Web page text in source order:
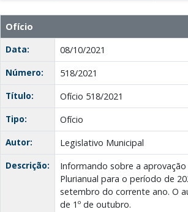
Ofício
Data:
08/10/2021
Número:
518/2021
Título:
Ofício 518/2021
Tipo:
Ofício
Autor:
Legislativo Municipal
Descrição:
Informando sobre a
Plurianual para o período de
setembro do corrente ano. O
de 1º de outubro.